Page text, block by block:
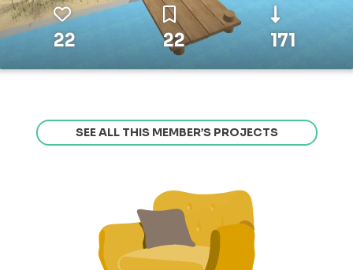
22 22 171
SEE ALL THIS MEMBER’S PROJECTS